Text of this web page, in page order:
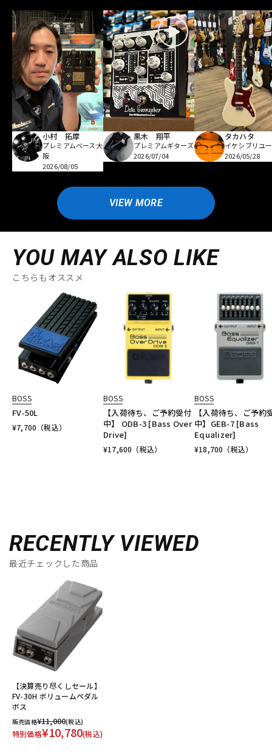
小村 拓摩
プレミアムベース大
阪
2026/08/05
黒木 翔平
プレミアムギターズ
2026/07/04
タカハタ
イケシブリユ
2026/05/28
VIEW MORE
YOU MAY ALSO LIKE
こちらもオススメ
BOSS
FV-50L
¥7,700 （税込）
BOSS
【入荷待ち、ご予約受付
中】 ODB-3 [Bass Over
Drive]
¥17,600 （税込）
BOSS
【入荷待ち、ご予約
中】GEB-7 [Bass
Equalizer]
¥18,700 （税込）
RECENTLY VIEWED
最近チェックした商品
【決算売り尽くしセール】
FV-30H ボリュームペダル
ボス
販売価格¥11,000(税込)
特別価格¥10,780(税込)